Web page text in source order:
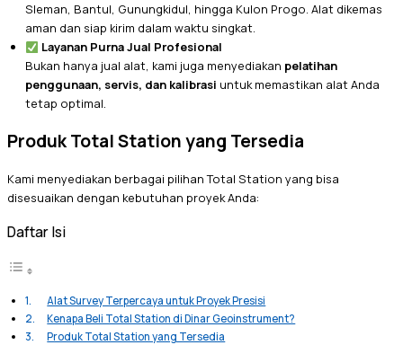
Sleman, Bantul, Gunungkidul, hingga Kulon Progo. Alat dikemas
aman dan siap kirim dalam waktu singkat.
Layanan Purna Jual Profesional
Bukan hanya jual alat, kami juga menyediakan pelatihan
penggunaan, servis, dan kalibrasi untuk memastikan alat Anda
tetap optimal.
Produk Total Station yang Tersedia
Kami menyediakan berbagai pilihan Total Station yang bisa
disesuaikan dengan kebutuhan proyek Anda:
Daftar Isi
Alat Survey Terpercaya untuk Proyek Presisi
Kenapa Beli Total Station di Dinar Geoinstrument?
Produk Total Station yang Tersedia